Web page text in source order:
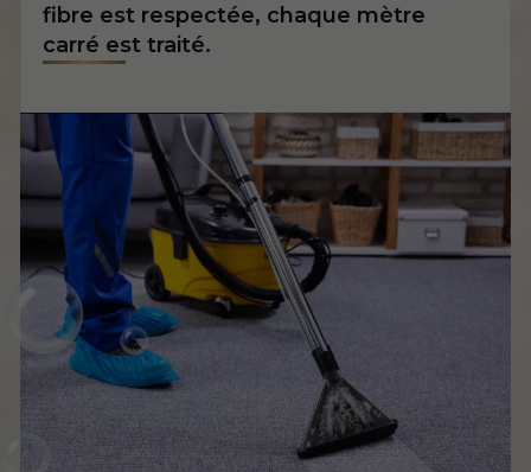
fibre est respectée, chaque mètre
carré est traité.